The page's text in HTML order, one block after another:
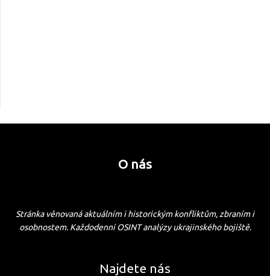
O nás
Stránka věnovaná aktuálním i historickým konfliktům, zbraním i
osobnostem. Každodenní OSINT analýzy ukrajinského bojiště.
Najdete nás